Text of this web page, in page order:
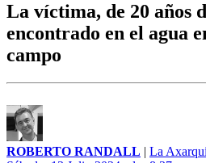
La víctima, de 20 años
encontrado en el agua
campo
ROBERTO RANDALL | La